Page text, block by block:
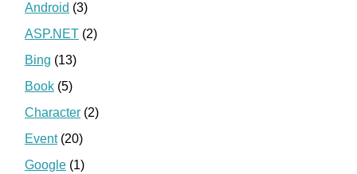
Android (3)
ASP.NET (2)
Bing (13)
Book (5)
Character (2)
Event(20)
Google (1)